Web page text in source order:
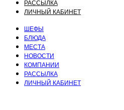
РАССЫЛКА
ЛИЧНЫЙ КАБИНЕТ
ШЕФЫ
БЛЮДА
МЕСТА
НОВОСТИ
КОМПАНИИ
РАССЫЛКА
ЛИЧНЫЙ КАБИНЕТ